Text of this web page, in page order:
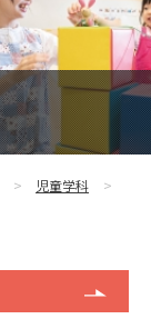
児童学科